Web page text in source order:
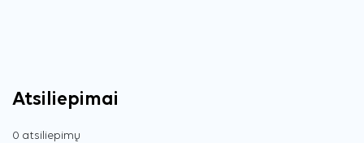
Atsiliepimai
0 atsiliepimų